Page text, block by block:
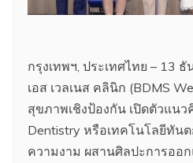
กรุงเทพฯ, ประเทศไทย – 13
เอส เวลเนส คลินิก (BDMS
สุขภาพเชิงป้องกัน เปิดตัวแน
Dentistry หรือเทคโนโลยีทัน
ความงาม ผสานศิลปะการออ